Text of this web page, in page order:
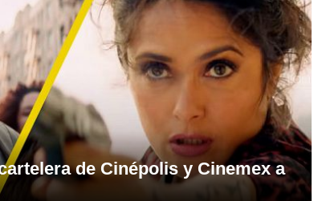
de Cinépolis y Cinemex a